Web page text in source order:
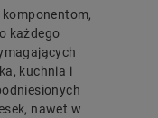
każdego
kuchnia i
nawet w